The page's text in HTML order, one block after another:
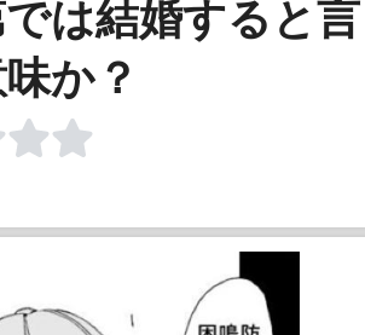
は結婚すると言
か？